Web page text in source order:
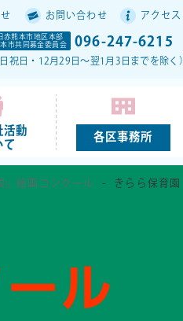
赤熊本市地区本部
市共同募金委員会 096-247-6215
祝日・12月29日～翌1月3日までを除く）
お問い合わせ アクセス
活動
て
各区事務所
」絵画コンクール きらら保育園